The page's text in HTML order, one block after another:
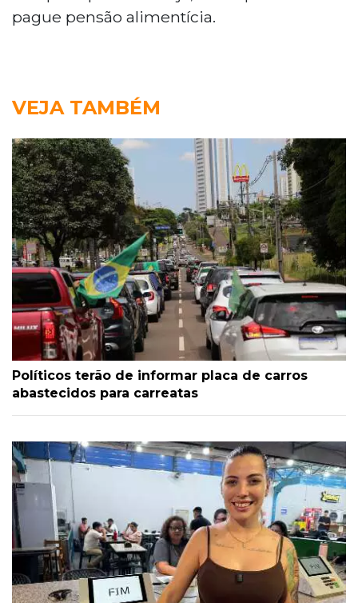
pague pensão alimentícia.
VEJA TAMBÉM
Políticos terão de informar placa de carros
abastecidos para carreatas